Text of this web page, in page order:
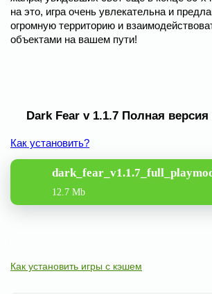
на это, игра очень увлекательна и
огромную территорию и
объектами на вашем пути!
Dark Fear v 1.1.7 Полная
Как установить?
12.7 Mb
Как установить игры с кэшем